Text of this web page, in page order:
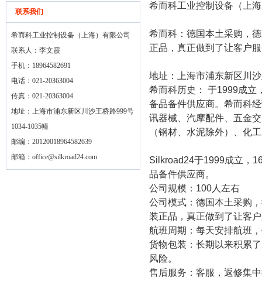
联系我们
希而科工业控制设备（上海）有限公司
联系人：李文霞
手机：18964582691
电话：021-20363004
传真：021-20363004
地址：上海市浦东新区川沙王桥路999号
1034-1035幢
邮编：20120018964582639
邮箱： office@silkroad24.com
希而科工业控制设备（上
希而科：德国本土采购，
正品，真正做到了让客户
地址：上海市浦东新区川
希而科历史： 于1999成立
备品备件供应商。希而科
讯器械、汽摩配件、五金
（钢材、水泥除外）、化
Silkroad24于1999成立，
品备件供应商。
公司规模： 100 人左右
公司模式：德国本土采购
装正品，真正做到了让客
航班周期：每天安排航班
货物包装：长期以来积累
风险。
售后服务：客服，返修集